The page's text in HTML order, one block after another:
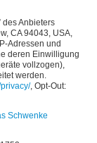
des Anbieters
CA 94043, USA,
Adressen und
deren Einwilligung
vollzogen),
werden.
, Opt-Out:
Schwenke